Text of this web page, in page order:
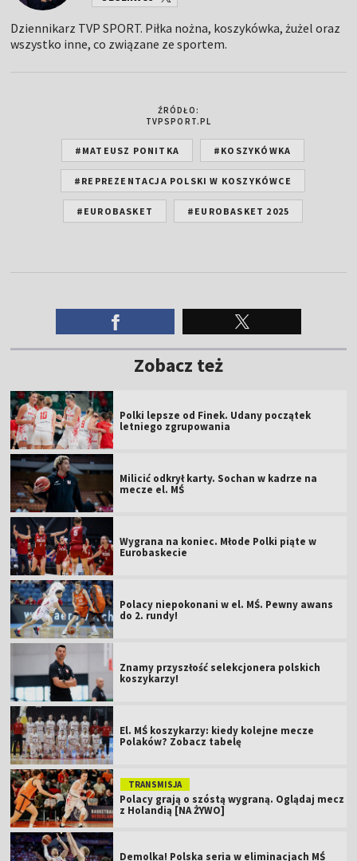
Dziennikarz TVP SPORT. Piłka nożna, koszykówka, żużel oraz
wszystko inne, co związane ze sportem.
ŹRÓDŁO:
TVPSPORT.PL
#MATEUSZ PONITKA #KOSZYKÓWKA
#REPREZENTACJA POLSKI W KOSZYKÓWCE
#EUROBASKET #EUROBASKET 2025
Zobacz też
Polki lepsze od Finek. Udany początek
letniego zgrupowania
Milicić odkrył karty. Sochan w kadrze na
mecze el. MŚ
Wygrana na koniec. Młode Polki piąte w
Eurobaskecie
Polacy niepokonani w el. MŚ. Pewny awans
do 2. rundy!
Znamy przyszłość selekcjonera polskich
koszykarzy!
El. MŚ koszykarzy: kiedy kolejne mecze
Polaków? Zobacz tabelę
TRANSMISJA
Polacy grają o szóstą wygraną. Oglądaj mecz
z Holandią [NA ŻYWO]
Demolka! Polska seria w eliminacjach MŚ